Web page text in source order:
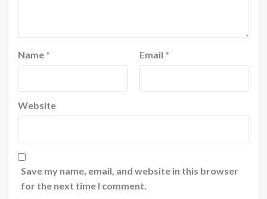
Name * Email *
Website
Save my name, email, and website in this browser
for the next time I comment.